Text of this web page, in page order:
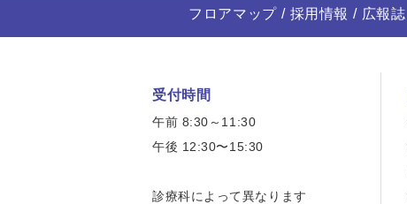
フロアマップ 採用情報 広報誌
受付時間
午前 8:30～11:30
午後 12:30〜15:30
診療科によって異なります